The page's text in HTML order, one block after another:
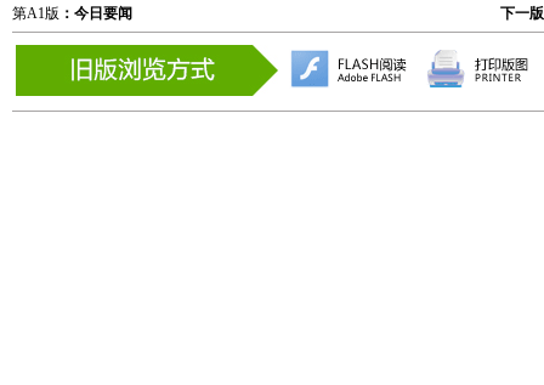
第A1版 ：今日要闻 下一